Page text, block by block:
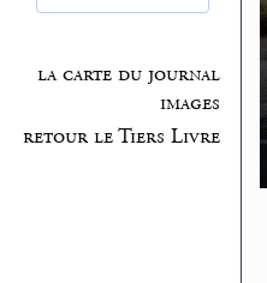
la carte du journal
images
retour le Tiers Livre